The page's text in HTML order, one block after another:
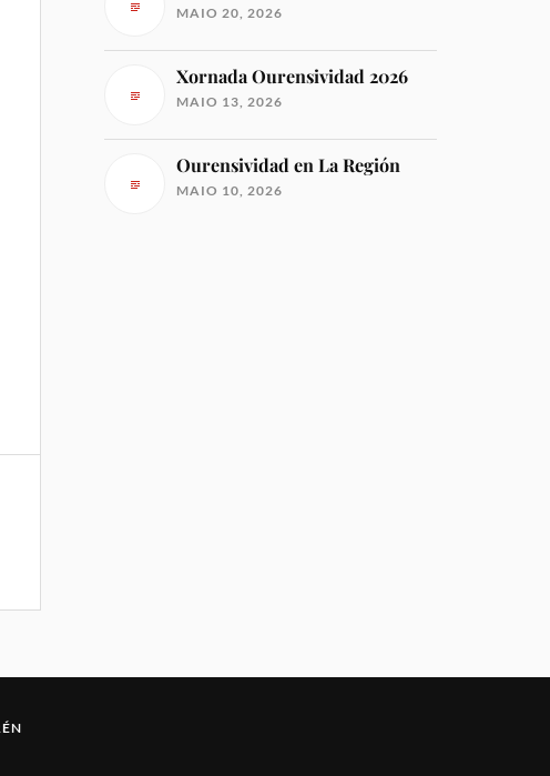
MAIO 20, 2026
Xornada Ourensividad 2026
MAIO 13, 2026
Ourensividad en La Región
MAIO 10, 2026